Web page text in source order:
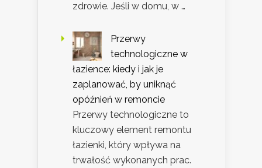
zdrowie. Jeśli w domu, w …
Przerwy
technologiczne w
łazience: kiedy i jak je
zaplanować, by uniknąć
opóźnień w remoncie
Przerwy technologiczne to
kluczowy element remontu
łazienki, który wpływa na
trwałość wykonanych prac.